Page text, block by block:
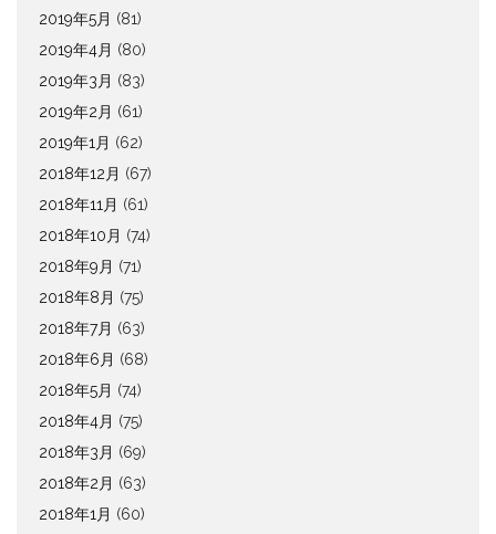
2019年5月 (81)
2019年4月 (80)
2019年3月 (83)
2019年2月 (61)
2019年1月 (62)
2018年12月 (67)
2018年11月 (61)
2018年10月 (74)
2018年9月 (71)
2018年8月 (75)
2018年7月 (63)
2018年6月 (68)
2018年5月 (74)
2018年4月 (75)
2018年3月 (69)
2018年2月 (63)
2018年1月 (60)